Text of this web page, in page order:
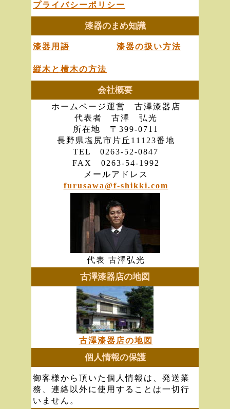
プライバシーポリシー
漆器のまめ知識
漆器用語 漆器の扱い方法
縦木と横木の方法
会社概要
ホームページ運営 古澤漆器店
代表者 古澤 弘光
所在地 〒399-0711
長野県塩尻市片丘11123番地
TEL 0263-52-0847
FAX 0263-54-1992
メールアドレス
furusawa@f-shikki.com
代表 古澤弘光
古澤漆器店の地図
古澤漆器店の地図
個人情報の保護
御客様から頂いた個人情報は、発送業
務、連絡以外に使用することは一切行
いません。